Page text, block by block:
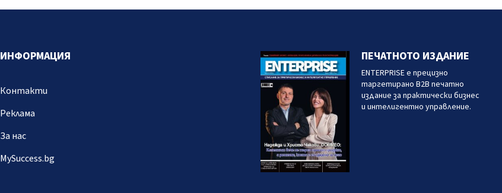
ИНФОРМАЦИЯ
Контакти
Реклама
За нас
MySuccess.bg
ПЕЧАТНОТО ИЗДАНИЕ
ENTERPRISE е прецизно
таргетирано B2B печатно
издание за практически бизнес
и интелигентно управление.